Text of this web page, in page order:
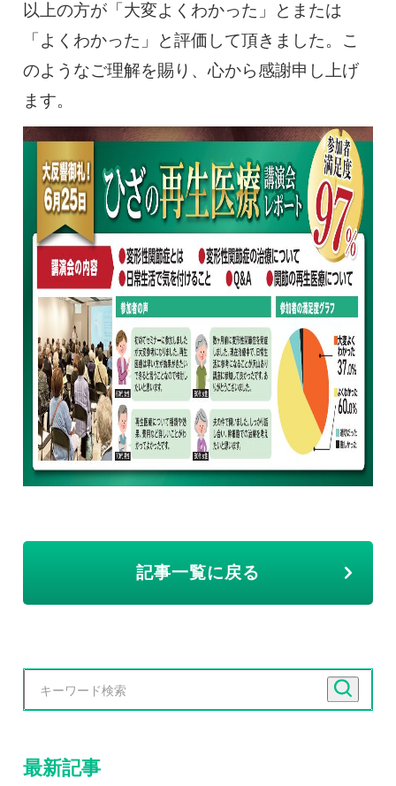
以上の方が「大変よくわかった」とまたは
「よくわかった」と評価して頂きました。こ
のようなご理解を賜り、心から感謝申し上げ
ます。
記事一覧に戻る
最新記事